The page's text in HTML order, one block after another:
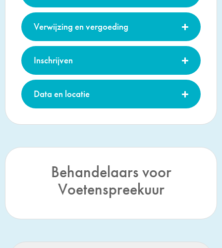
Verwijzing en vergoeding
Inschrijven
Data en locatie
Behandelaars voor
Voetenspreekuur